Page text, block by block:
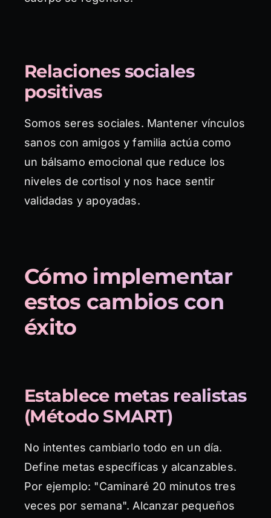
Relaciones sociales
positivas
Somos seres sociales. Mantener vínculos
sanos con amigos y familia actúa como
un bálsamo emocional que reduce los
niveles de cortisol y nos hace sentir
validadas y apoyadas.
Cómo implementar
estos cambios con
éxito
Establece metas realistas
(Método SMART)
No intentes cambiarlo todo en un día.
Define metas específicas y alcanzables.
Por ejemplo: "Caminaré 20 minutos tres
veces por semana". Alcanzar pequeños